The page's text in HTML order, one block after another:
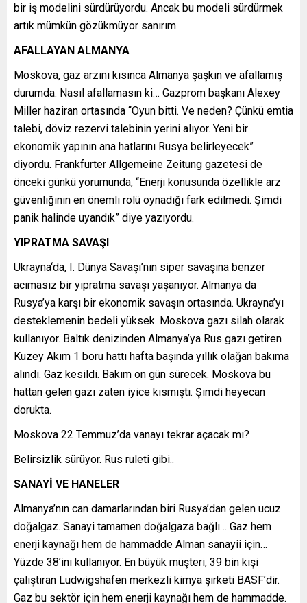
bir iş modelini sürdürüyordu. Ancak bu modeli sürdürmek
artık mümkün gözükmüyor sanırım.
AFALLAYAN ALMANYA
Moskova, gaz arzını kısınca Almanya şaşkın ve afallamış
durumda. Nasıl afallamasın ki… Gazprom başkanı Alexey
Miller haziran ortasında “Oyun bitti. Ve neden? Çünkü emtia
talebi, döviz rezervi talebinin yerini alıyor. Yeni bir
ekonomik yapının ana hatlarını Rusya belirleyecek”
diyordu. Frankfurter Allgemeine Zeitung gazetesi de
önceki günkü yorumunda, “Enerji konusunda özellikle arz
güvenliğinin en önemli rolü oynadığı fark edilmedi. Şimdi
panik halinde uyandık” diye yazıyordu.
YIPRATMA SAVAŞI
Ukrayna‘da, I. Dünya Savaşı’nın siper savaşına benzer
acımasız bir yıpratma savaşı yaşanıyor. Almanya da
Rusya’ya karşı bir ekonomik savaşın ortasında. Ukrayna’yı
desteklemenin bedeli yüksek. Moskova gazı silah olarak
kullanıyor. Baltık denizinden Almanya’ya Rus gazı getiren
Kuzey Akım 1 boru hattı hafta başında yıllık olağan bakıma
alındı. Gaz kesildi. Bakım on gün sürecek. Moskova bu
hattan gelen gazı zaten iyice kısmıştı. Şimdi heyecan
dorukta.
Moskova 22 Temmuz’da vanayı tekrar açacak mı?
Belirsizlik sürüyor. Rus ruleti gibi..
SANAYİ VE HANELER
Almanya’nın can damarlarından biri Rusya’dan gelen ucuz
doğalgaz. Sanayi tamamen doğalgaza bağlı… Gaz hem
enerji kaynağı hem de hammadde Alman sanayii için…
Yüzde 38’ini kullanıyor. En büyük müşteri, 39 bin kişi
çalıştıran Ludwigshafen merkezli kimya şirketi BASF’dir.
Gaz bu sektör için hem enerji kaynağı hem de hammadde.